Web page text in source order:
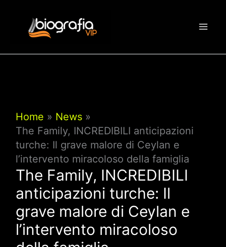
contenuto
Home
News
The Family, INCREDIBILI anticipazioni
turche: Il grave malore di Ceylan e
l’intervento miracoloso della famiglia
The Family, INCREDIBILI
anticipazioni turche: Il
grave malore di Ceylan e
l’intervento miracoloso